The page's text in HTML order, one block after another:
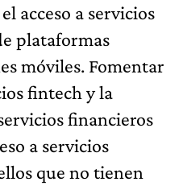
acceso a servicios
plataformas
móviles. Fomentar
fintech y la
financieros
a servicios
que no tienen